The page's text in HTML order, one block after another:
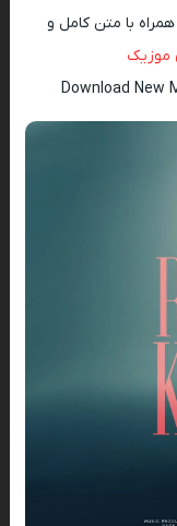
همراه با متن کامل و
موزیک
Download New